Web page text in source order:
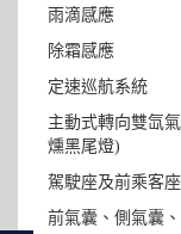
雨滴感應
除霜感應
定速巡航系統
主動式轉向雙氙
燻黑尾燈)
駕駛座及前乘客
前氣囊、側氣囊